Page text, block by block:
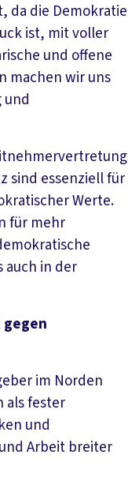
da die Demokratie
ist, mit voller
und offene
machen wir uns
und
sind essenziell für
Werte.
für mehr
auch in der
im Norden
als fester
und
Arbeit breiter